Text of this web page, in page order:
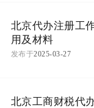
北京代办注册工
用及材料
发布于2025-03-27
北京工商财税代